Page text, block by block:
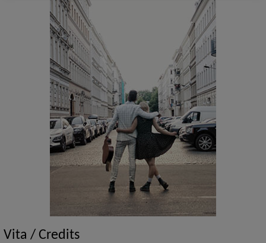
Vita / Credits